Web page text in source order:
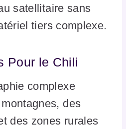
satellitaire sans
tiers complexe.
Pour le Chili
complexe
des
des zones rurales